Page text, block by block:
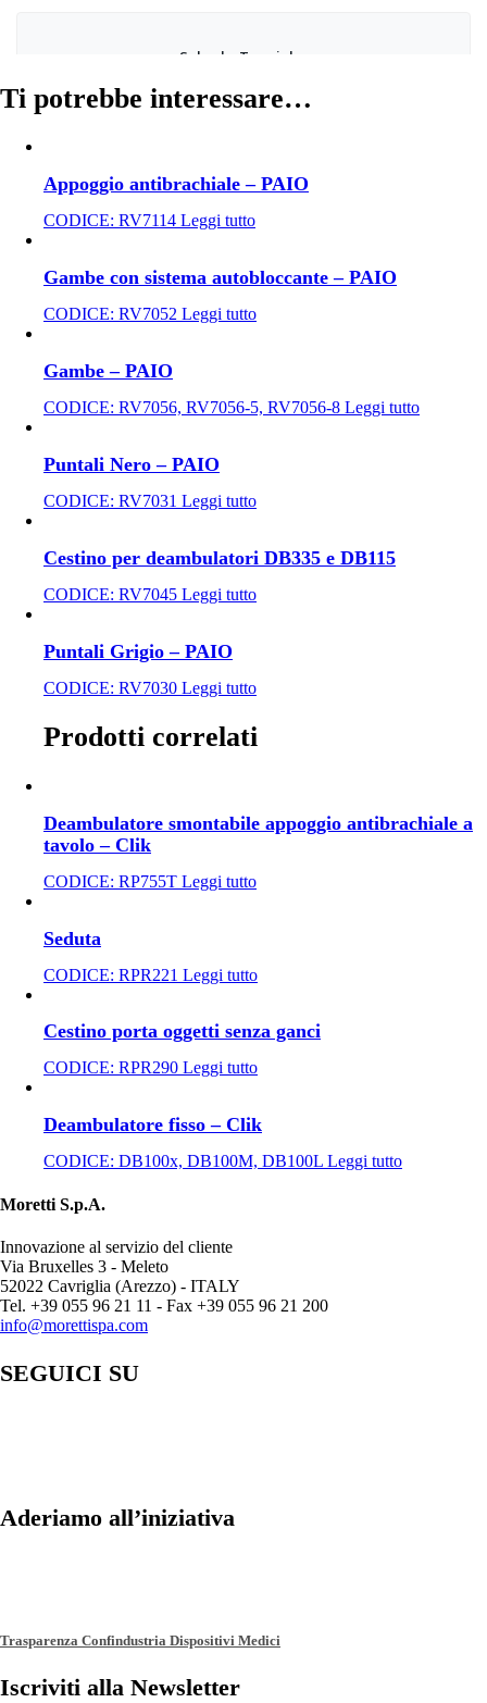
Ti potrebbe interessare…
Appoggio antibrachiale – PAIO
CODICE: RV7114 Leggi tutto
Gambe con sistema autobloccante – PAIO
CODICE: RV7052 Leggi tutto
Gambe – PAIO
CODICE: RV7056, RV7056-5, RV7056-8 Leggi tutto
Puntali Nero – PAIO
CODICE: RV7031 Leggi tutto
Cestino per deambulatori DB335 e DB115
CODICE: RV7045 Leggi tutto
Puntali Grigio – PAIO
CODICE: RV7030 Leggi tutto
Prodotti correlati
Deambulatore smontabile appoggio antibrachiale a
tavolo – Clik
CODICE: RP755T Leggi tutto
Seduta
CODICE: RPR221 Leggi tutto
Cestino porta oggetti senza ganci
CODICE: RPR290 Leggi tutto
Deambulatore fisso – Clik
CODICE: DB100x, DB100M, DB100L Leggi tutto
Moretti S.p.A.
Innovazione al servizio del cliente
Via Bruxelles 3 - Meleto
52022 Cavriglia (Arezzo) - ITALY
Tel. +39 055 96 21 11 - Fax +39 055 96 21 200
info@morettispa.com
SEGUICI SU
Aderiamo all’iniziativa
Trasparenza Confindustria Dispositivi Medici
Iscriviti alla Newsletter